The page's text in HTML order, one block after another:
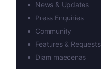
News & Updates
Press Enquiries
Community
Features & Requests
Diam maecenas